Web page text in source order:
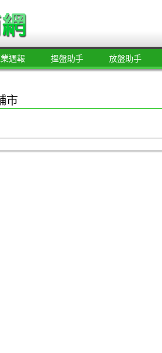
週報 搵盤助手 放盤助手
市